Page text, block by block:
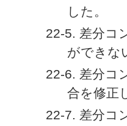
した。
22-5. 差分コ
ができな
22-6. 差分コ
合を修正
22-7. 差分コ